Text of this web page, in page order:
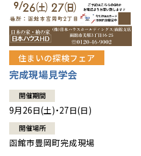
住まいの探検フェア
完成現場見学会
開催期間
9月26日(土)・27日(日)
開催場所
函館市豊岡町完成現場